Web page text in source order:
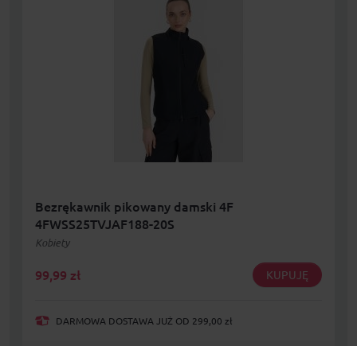
Bezrękawnik pikowany damski 4F
4FWSS25TVJAF188-20S
Kobiety
99,99 zł KUPUJĘ
DARMOWA DOSTAWA JUŻ OD 299,00 zł